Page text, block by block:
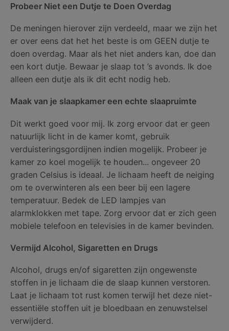
Probeer Niet een Dutje te Doen Overdag
De meningen hierover zijn verdeeld, maar we zijn het
er over eens dat het het beste is om GEEN dutje te
doen overdag. Maar als het niet anders kan, doe dan
een kort dutje. Bewaar je slaap tot ’s avonds. Ik doe
alleen een dutje als ik dit echt nodig heb.
Maak van je slaapkamer een echte slaapruimte
Dit werkt goed voor mij. Ik zorg ervoor dat er geen
natuurlijk licht in de kamer komt, gebruik
verduisteringsgordijnen indien mogelijk. Probeer je
kamer zo koel mogelijk te houden... ongeveer 20
graden Celsius is ideaal. Je lichaam heeft de neiging
om te overwinteren als een beer bij een lagere
temperatuur. Bedek de LED lampjes van
alarmklokken met tape. Zorg ervoor dat er zich geen
mobiele telefoon en televisies in de kamer bevinden.
Vermijd Alcohol, Sigaretten en Drugs
Alcohol, drugs en/of sigaretten zijn ongewenste
stoffen in je lichaam die de slaap kunnen verstoren.
Laat je lichaam tot rust komen terwijl het deze niet-
essentiële stoffen uit je bloedbaan en zenuwstelsel
verwijderd.